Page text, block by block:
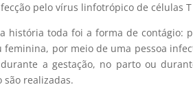
pelo vírus linfotrópico de células T
história toda foi a forma de contágio:
feminina, por meio de uma pessoa
a gestação, no parto ou
são realizadas.